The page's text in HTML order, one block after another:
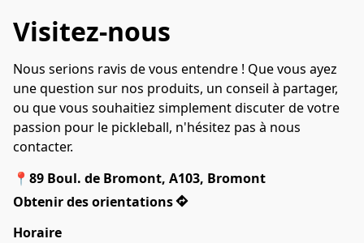
Visitez-nous
Nous serions ravis de vous entendre ! Que vous ayez
une question sur nos produits, un conseil à partager,
ou que vous souhaitiez simplement discuter de votre
passion pour le pickleball, n'hésitez pas à nous
contacter.
📍89 Boul. de Bromont, A103, Bromont
Obtenir des orientations
Horaire